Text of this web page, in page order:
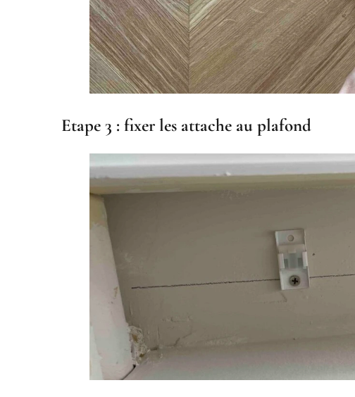
Etape 3 : fixer les attache au plafond